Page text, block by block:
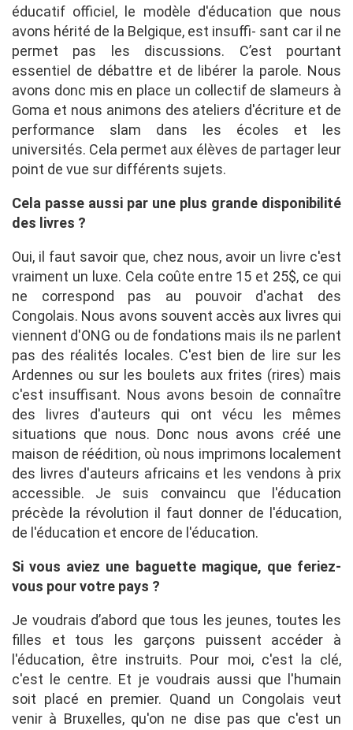
éducatif officiel, le modèle d'éducation que nous
avons hérité de la Belgique, est insuffi- sant car il ne
permet pas les discussions. C’est pourtant
essentiel de débattre et de libérer la parole. Nous
avons donc mis en place un collectif de slameurs à
Goma et nous animons des ateliers d'écriture et de
performance slam dans les écoles et les
universités. Cela permet aux élèves de partager leur
point de vue sur différents sujets.
Cela passe aussi par une plus grande disponibilité
des livres ?
Oui, il faut savoir que, chez nous, avoir un livre c'est
vraiment un luxe. Cela coûte entre 15 et 25$, ce qui
ne correspond pas au pouvoir d'achat des
Congolais. Nous avons souvent accès aux livres qui
viennent d'ONG ou de fondations mais ils ne parlent
pas des réalités locales. C'est bien de lire sur les
Ardennes ou sur les boulets aux frites (rires) mais
c'est insuffisant. Nous avons besoin de connaître
des livres d'auteurs qui ont vécu les mêmes
situations que nous. Donc nous avons créé une
maison de réédition, où nous imprimons localement
des livres d'auteurs africains et les vendons à prix
accessible. Je suis convaincu que l'éducation
précède la révolution il faut donner de l'éducation,
de l'éducation et encore de l'éducation.
Si vous aviez une baguette magique, que feriez-
vous pour votre pays ?
Je voudrais d’abord que tous les jeunes, toutes les
filles et tous les garçons puissent accéder à
l'éducation, être instruits. Pour moi, c'est la clé,
c'est le centre. Et je voudrais aussi que l'humain
soit placé en premier. Quand un Congolais veut
venir à Bruxelles, qu'on ne dise pas que c'est un